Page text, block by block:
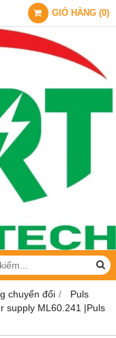
GIỎ HÀNG (0)
chuyển đổi
Puls
supply ML60.241 |Puls